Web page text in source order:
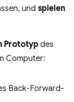
und spielen
Prototyp des
Computer:
Back-Forward-